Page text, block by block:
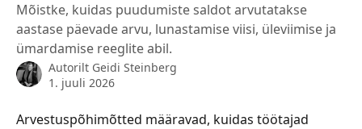
Mõistke, kuidas puudumiste saldot arvutatakse
aastase päevade arvu, lunastamise viisi, üleviimise ja
ümardamise reeglite abil.
Autorilt Geidi Steinberg
1. juuli 2026
Arvestuspõhimõtted määravad, kuidas töötajad